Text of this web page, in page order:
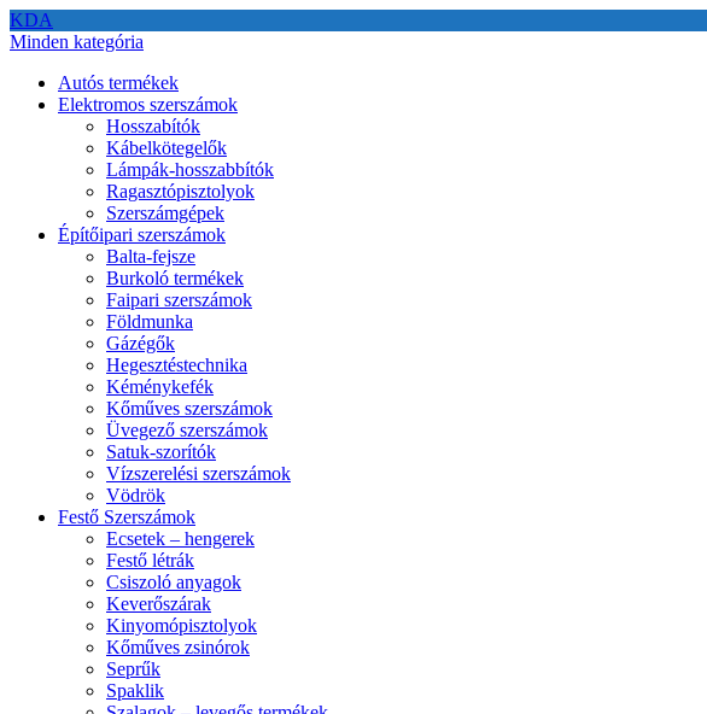
KDA
Minden kategória
Autós termékek
Elektromos szerszámok
Hosszabítók
Kábelkötegelők
Lámpák-hosszabbítók
Ragasztópisztolyok
Szerszámgépek
Építőipari szerszámok
Balta-fejsze
Burkoló termékek
Faipari szerszámok
Földmunka
Gázégők
Hegesztéstechnika
Kéménykefék
Kőműves szerszámok
Üvegező szerszámok
Satuk-szorítók
Vízszerelési szerszámok
Vödrök
Festő Szerszámok
Ecsetek – hengerek
Festő létrák
Csiszoló anyagok
Keverőszárak
Kinyomópisztolyok
Kőműves zsinórok
Seprűk
Spaklik